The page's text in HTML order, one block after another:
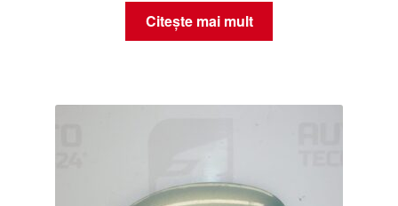
Citește mai mult